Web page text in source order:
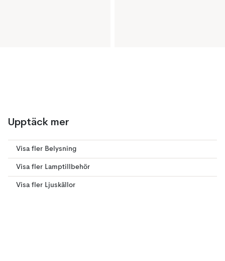
Upptäck mer
Visa fler Belysning
Visa fler Lamptillbehör
Visa fler Ljuskällor